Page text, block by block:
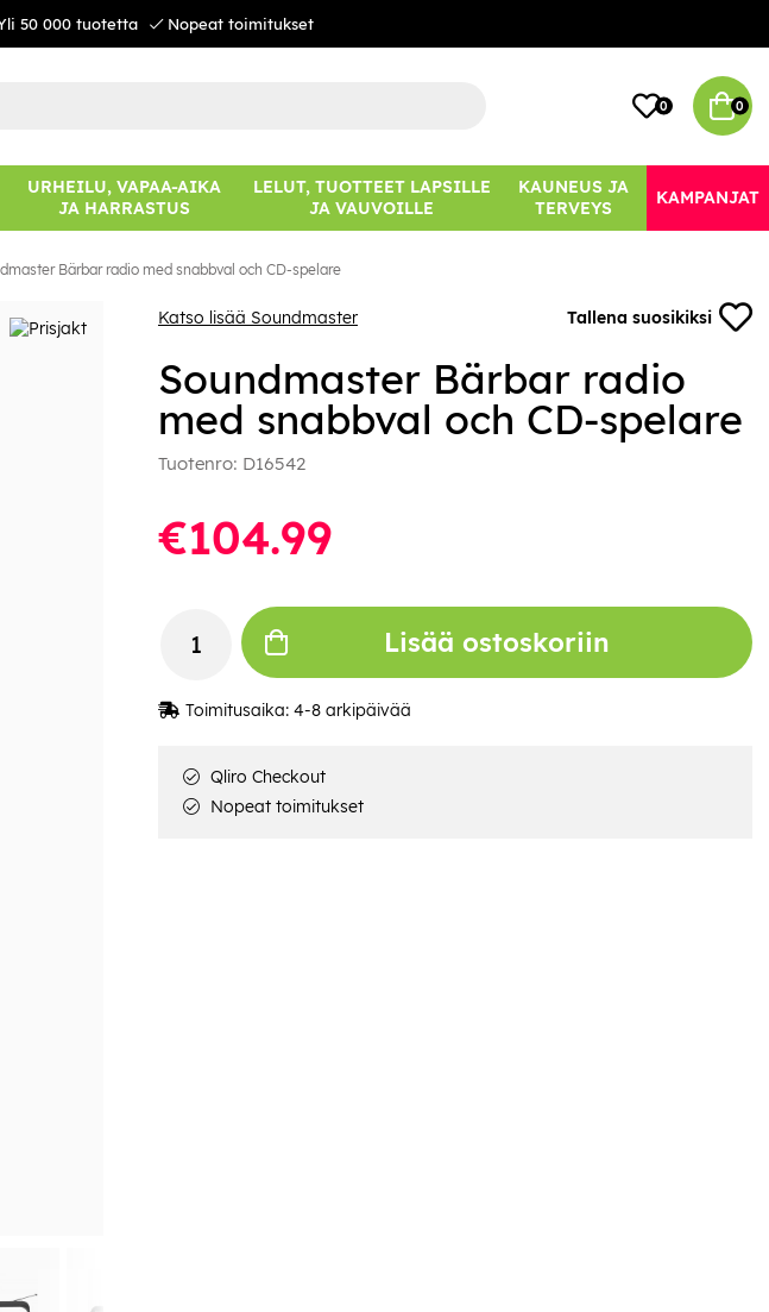
50 000 tuotetta Nopeat toimitukset
0 0
URHEILU, VAPAA-AIKA
JA HARRASTUS
LELUT, TUOTTEET LAPSILLE
JA VAUVOILLE
KAUNEUS JA
TERVEYS
KAMPANJAT
Bärbar radio med snabbval och CD-spelare
Katso lisää Soundmaster Tallena suosikiksi
Soundmaster Bärbar radio
med snabbval och CD-spelare
Tuotenro: D16542
€104.99
Lisää ostoskoriin
Toimitusaika: 4-8 arkipäivää
Qliro Checkout
Nopeat toimitukset